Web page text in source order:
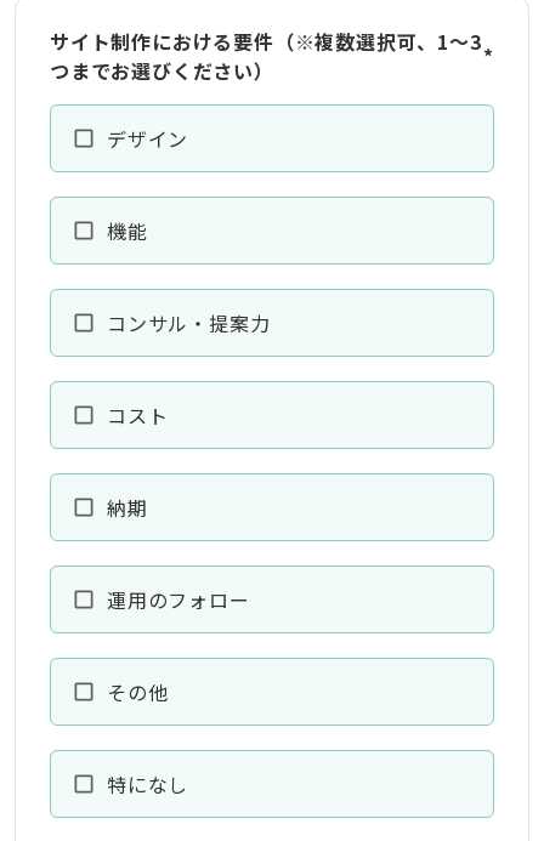
サイト制作における要件（※複数選択可、1～3
つまでお選びください）
*
デザイン
機能
コンサル・提案力
コスト
納期
運用のフォロー
その他
特になし